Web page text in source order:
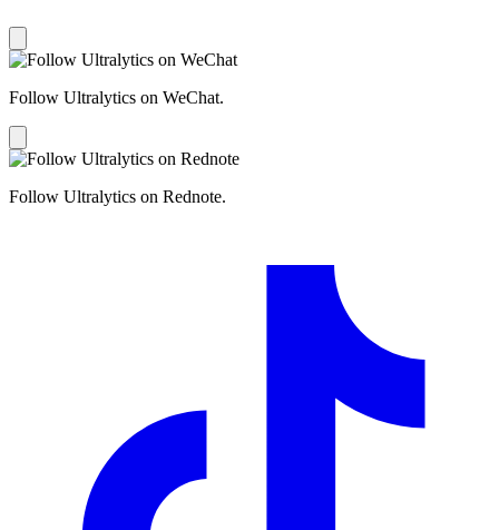
Follow Ultralytics on WeChat.
Follow Ultralytics on Rednote.